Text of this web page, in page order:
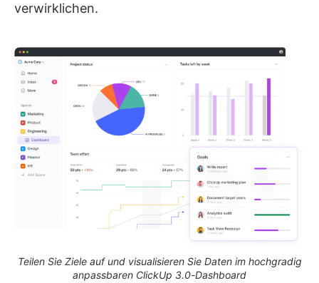
verwirklichen.
Teilen Sie Ziele auf und visualisieren Sie Daten im hochgradig
anpassbaren ClickUp 3.0-Dashboard